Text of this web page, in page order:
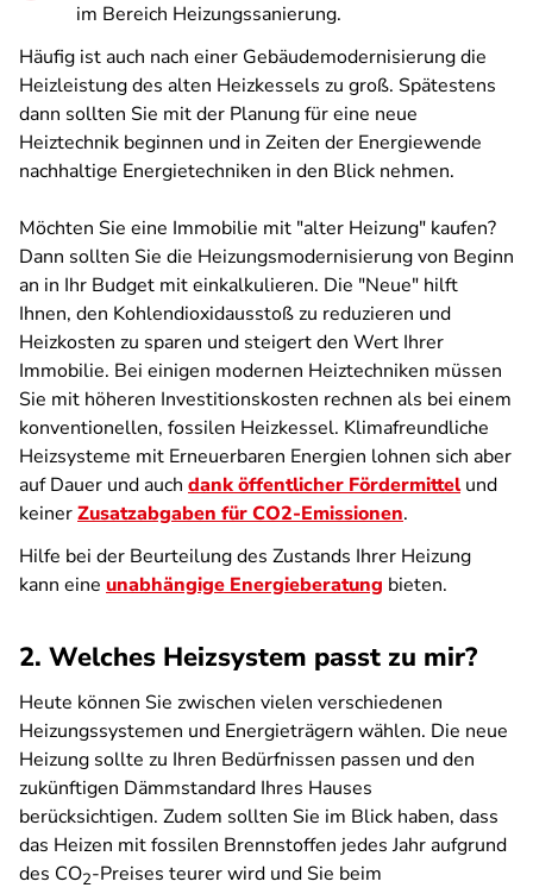
im Bereich Heizungssanierung.
Häufig ist auch nach einer Gebäudemodernisierung die
Heizleistung des alten Heizkessels zu groß. Spätestens
dann sollten Sie mit der Planung für eine neue
Heiztechnik beginnen und in Zeiten der Energiewende
nachhaltige Energietechniken in den Blick nehmen.
Möchten Sie eine Immobilie mit "alter Heizung" kaufen?
Dann sollten Sie die Heizungsmodernisierung von Beginn
an in Ihr Budget mit einkalkulieren. Die "Neue" hilft
Ihnen, den Kohlendioxidausstoß zu reduzieren und
Heizkosten zu sparen und steigert den Wert Ihrer
Immobilie. Bei einigen modernen Heiztechniken müssen
Sie mit höheren Investitionskosten rechnen als bei einem
konventionellen, fossilen Heizkessel. Klimafreundliche
Heizsysteme mit Erneuerbaren Energien lohnen sich aber
auf Dauer und auch dank öffentlicher Fördermittelund
keinerZusatzabgaben für CO2-Emissionen.
Hilfe bei der Beurteilung des Zustands Ihrer Heizung
kann eine unabhängige Energieberatung bieten.
2. Welches Heizsystem passt zu mir?
Heute können Sie zwischen vielen verschiedenen
Heizungssystemen und Energieträgern wählen. Die neue
Heizung sollte zu Ihren Bedürfnissen passen und den
zukünftigen Dämmstandard Ihres Hauses
berücksichtigen. Zudem sollten Sie im Blick haben, dass
das Heizen mit fossilen Brennstoffen jedes Jahr aufgrund
des CO2-Preises teurer wird und Sie beim